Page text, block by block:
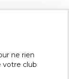
ne rien
votre club